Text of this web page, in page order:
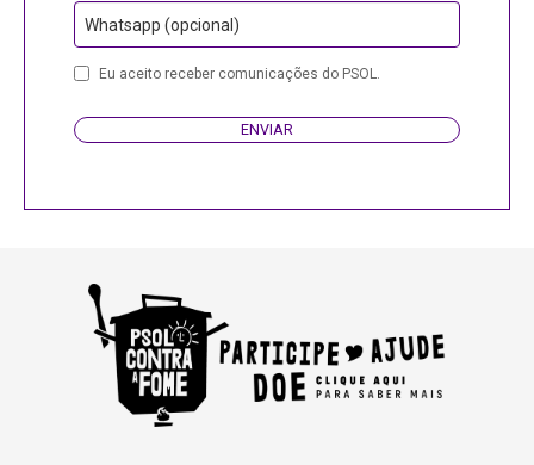
Whatsapp (opcional)
Business
Eu aceito receber comunicações do PSOL.
ENVIAR